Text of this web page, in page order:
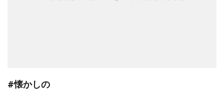
#懐かしの